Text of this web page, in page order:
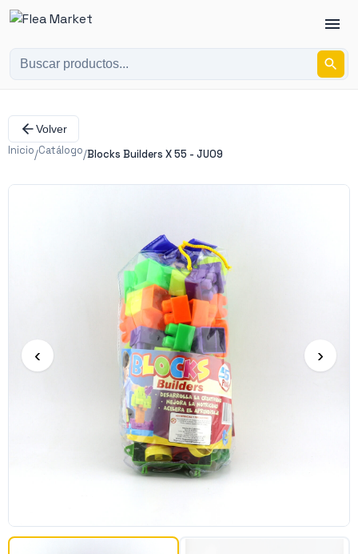
Volver
Inicio/Catálogo/Blocks Builders X 55 - JU09
‹ ›